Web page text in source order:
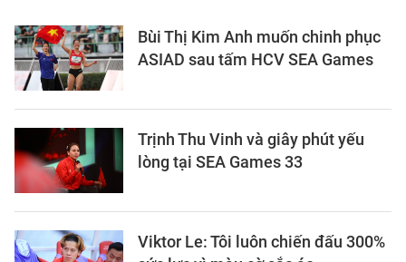
Bùi Thị Kim Anh muốn chinh phục
ASIAD sau tấm HCV SEA Games
Trịnh Thu Vinh và giây phút yếu
lòng tại SEA Games 33
Viktor Le: Tôi luôn chiến đấu 300%